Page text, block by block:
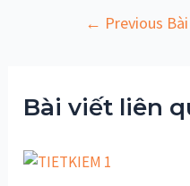
viết
← Previous
Bài viết liên